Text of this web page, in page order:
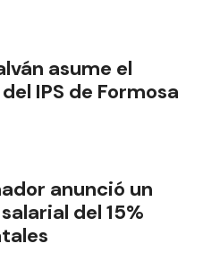
asume el
IPS de Formosa
anunció un
del 15%